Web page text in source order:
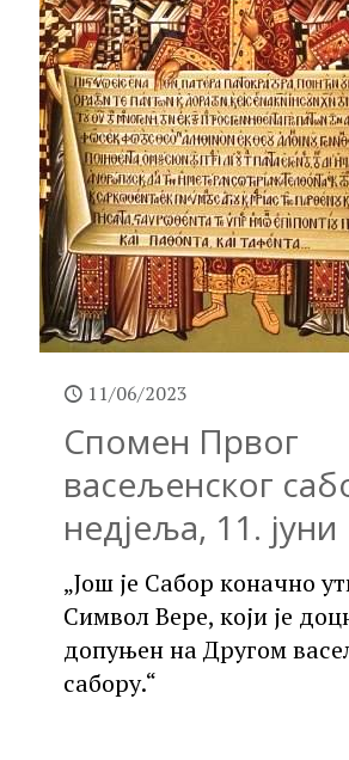
11/06/2023
Спомен Првог
васељенског
недјеља, 11. јуни
„Још је Сабор коначно
Символ Вере, који је
допуњен на Другом
сабору.“